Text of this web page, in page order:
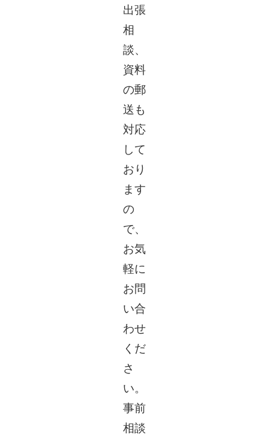
出張
相
談、
資料
の郵
送も
対応
して
おり
ます
の
で、
お気
軽に
お問
い合
わせ
くだ
さ
い。
事前
相談